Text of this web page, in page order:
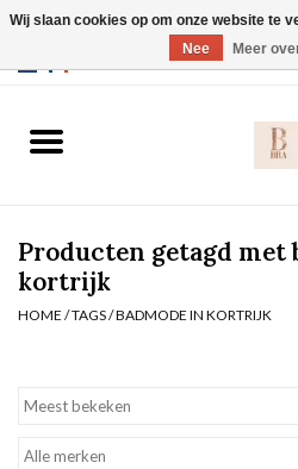
Slip
Body
Solden
Producten getagd met
kortrijk
HOME /TAGS/BADMODE IN KORTRIJK
Wij slaan cookies op om onze website te
Nee
Meer
Webshop werkt